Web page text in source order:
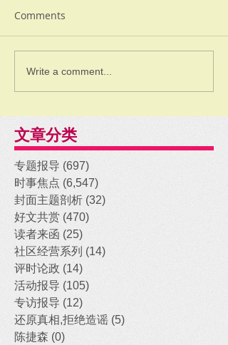
Comments
Write a comment...
文章分类
专题报导 (697)
时事焦点 (6,547)
封面主题剖析 (32)
好文共赏 (470)
读者来函 (25)
社区经营系列 (14)
评时论政 (14)
活动报导 (105)
专访报导 (12)
还原真相,拒绝造谣 (5)
陈捷森 (0)